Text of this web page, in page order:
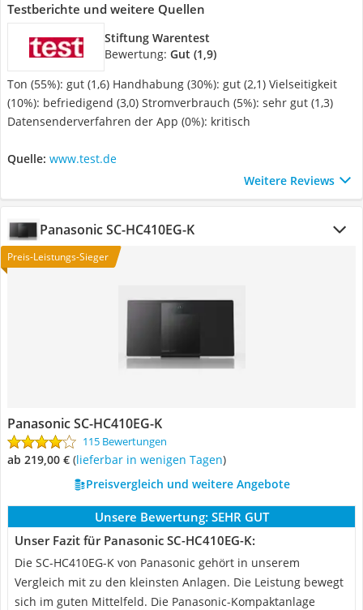
Testberichte und weitere Quellen
Stiftung Warentest
Bewertung: Gut (1,9)
Ton (55%): gut (1,6) Handhabung (30%): gut (2,1) Vielseitigkeit
(10%): befriedigend (3,0) Stromverbrauch (5%): sehr gut (1,3)
Datensenderverfahren der App (0%): kritisch
Quelle: www.test.de
Weitere Reviews
Panasonic SC-HC410EG-K
Preis-Leistungs-Sieger
Panasonic SC-HC410EG-K
115 Bewertungen
ab 219,00 € ( Lieferbar in wenigen Tagen)
Preisvergleich und weitere Angebote
Unsere Bewertung: SEHR GUT
Unser Fazit für Panasonic SC-HC410EG-K:
Die SC-HC410EG-K von Panasonic gehört in unserem
Vergleich mit zu den kleinsten Anlagen. Die Leistung bewegt
sich im guten Mittelfeld. Die Panasonic-Kompaktanlage